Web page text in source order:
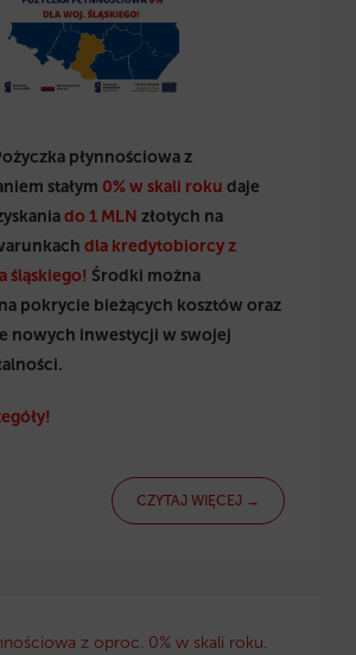
płynnościowa z
stałym 0% w skali roku daje
do 1 MLN złotych na
dla kredytobiorcy z
śląskiego! Środki można
pokrycie bieżących kosztów oraz
nowych inwestycji w swojej
CZYTAJ WIĘCEJ →
z oproc. 0% w skali roku.